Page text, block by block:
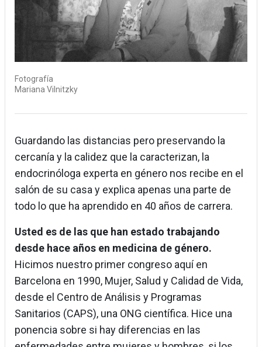
Fotografía
Mariana Vilnitzky
Guardando las distancias pero preservando la
cercanía y la calidez que la caracterizan, la
endocrinóloga experta en género nos recibe en el
salón de su casa y explica apenas una parte de
todo lo que ha aprendido en 40 años de carrera.
Usted es de las que han estado trabajando
desde hace años en medicina de género.
Hicimos nuestro primer congreso aquí en
Barcelona en 1990, Mujer, Salud y Calidad de Vida,
desde el Centro de Análisis y Programas
Sanitarios (CAPS), una ONG científica. Hice una
ponencia sobre si hay diferencias en las